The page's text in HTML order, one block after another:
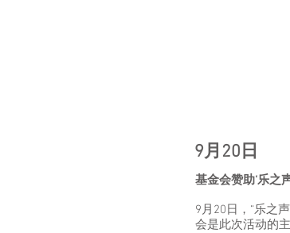
9月20日
基金会赞助‘乐之
9月20日，“乐之
会是此次活动的主